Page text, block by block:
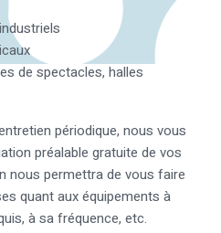
de spectacles, halles
périodique, nous vous
préalable gratuite de vos
nous permettra de vous faire
quant aux équipements à
à sa fréquence, etc.